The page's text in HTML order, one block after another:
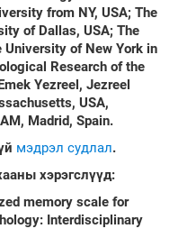
from NY, USA; The
of Dallas, USA; The
of New York in
Research of the
Yezreel, Jezreel
USA,
Madrid, Spain.
мэдрэл судлал.
хэрэгслүүд:
memory scale for
Interdisciplinary